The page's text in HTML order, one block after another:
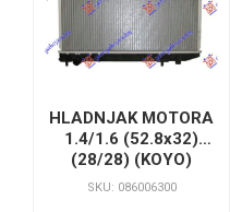
HLADNJAK MOTORA
1.4/1.6 (52.8x32)
(28/28) (KOYO)
SKU: 086006300